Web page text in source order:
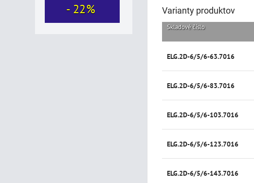
Varianty produktov
Skladové číslo
ELG.2D-6/5/6-63.7016
ELG.2D-6/5/6-83.7016
ELG.2D-6/5/6-103.7016
ELG.2D-6/5/6-123.7016
ELG.2D-6/5/6-143.7016
- 22%